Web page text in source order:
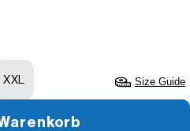
XXL Size Guide